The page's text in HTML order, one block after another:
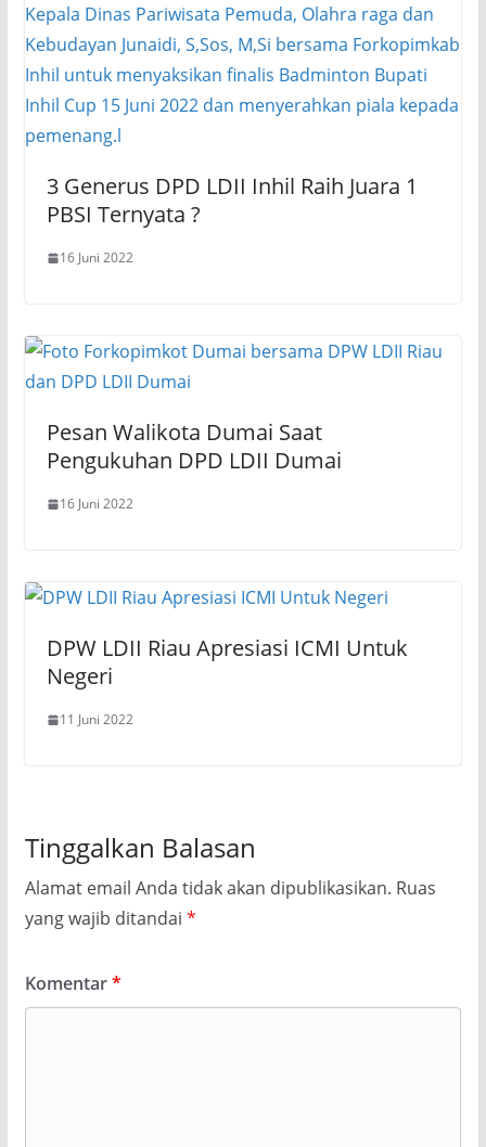
3 Generus DPD LDII Inhil Raih Juara 1
PBSI Ternyata ?
16 Juni 2022
Pesan Walikota Dumai Saat
Pengukuhan DPD LDII Dumai
16 Juni 2022
DPW LDII Riau Apresiasi ICMI Untuk
Negeri
11 Juni 2022
Tinggalkan Balasan
Alamat email Anda tidak akan dipublikasikan. Ruas
yang wajib ditandai *
Komentar*